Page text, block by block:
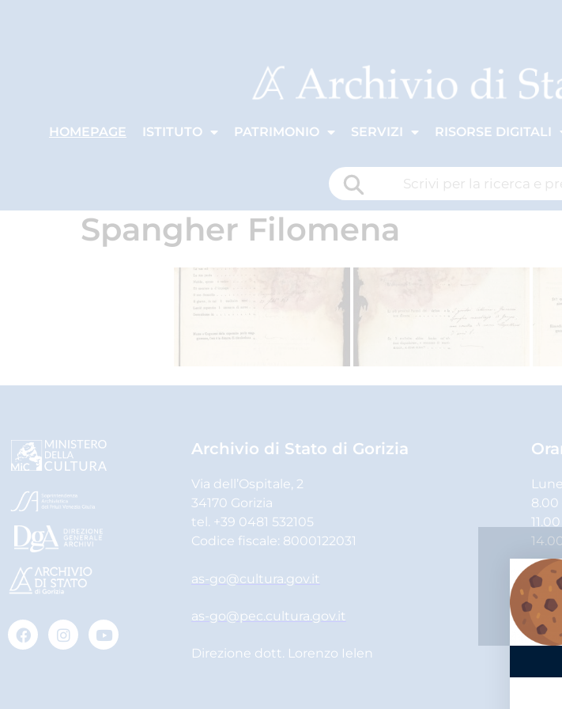
HOMEPAGE ISTITUTO PATRIMONIO SERVIZI RISORSE DIGITALI
Spangher Filomena
Archivio di Stato di Gorizia
Via dell’Ospitale, 2
34170 Gorizia
tel. +39 0481 532105
Codice fiscale: 8000122031
as-go@cultura.gov.it
as-go@pec.cultura.gov.it
Direzione dott. Lorenzo Ielen
8.00
8.00